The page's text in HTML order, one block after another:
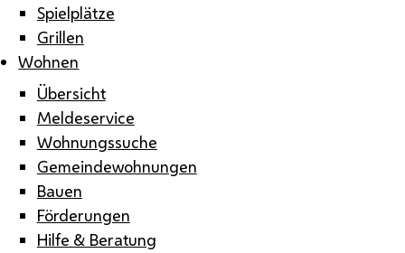
Spielplätze
Grillen
Wohnen
Übersicht
Meldeservice
Wohnungssuche
Gemeindewohnungen
Bauen
Förderungen
Hilfe & Beratung